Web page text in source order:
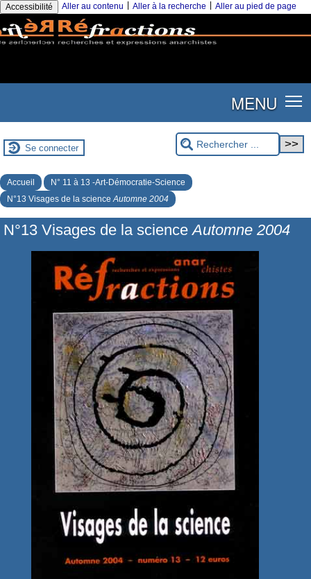
Accessibilité Aller au contenu Aller à la recherche Aller au pied de page
MENU
Se connecter
Accueil
N° 11 à 13 -Art-Démocratie-Science
N°13 Visages de la scienceAutomne 2004
N°13 Visages de la scienceAutomne 2004